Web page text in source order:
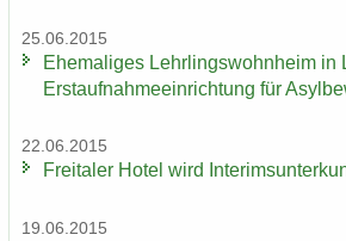
25.06.2015
Ehe­ma­li­ges Lehr­lings­wohn­heim in
Erst­auf­nah­me­ein­rich­tung für
22.06.2015
Frei­ta­ler Hotel wird
19.06.2015